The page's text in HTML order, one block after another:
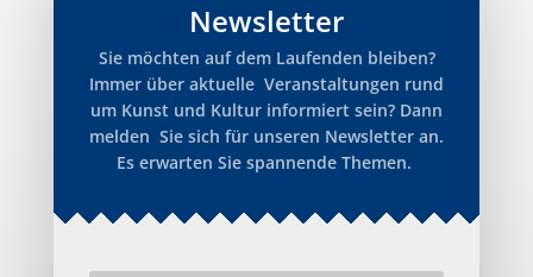
Newsletter
Impressum
Datenschutz
Newsletter
Sie möchten auf dem Laufenden bleiben?
Immer über aktuelle Veranstaltungen rund
um Kunst und Kultur informiert sein? Dann
melden Sie sich für unseren Newsletter an.
Es erwarten Sie spannende Themen.